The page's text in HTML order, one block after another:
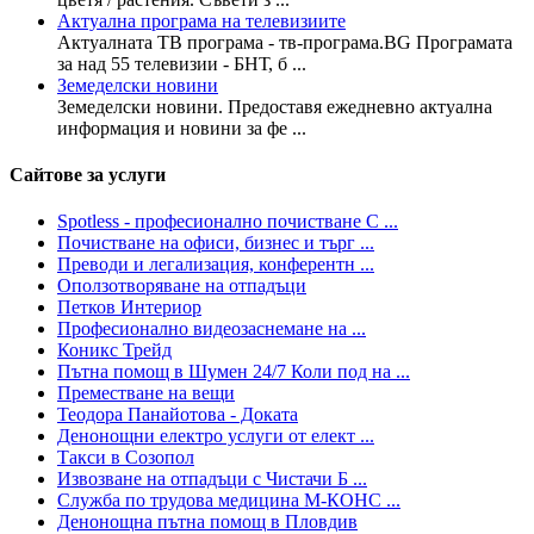
Актуална програма на телевизиите
Актуалната ТВ програма - тв-програма.BG Програмата
за над 55 телевизии - БНТ, б ...
Земеделски новини
Земеделски новини. Предоставя ежедневно актуална
информация и новини за фе ...
Сайтове за услуги
Spotless - професионално почистване С ...
Почистване на офиси, бизнес и търг ...
Преводи и легализация, конферентн ...
Оползотворяване на отпадъци
Петков Интериор
Професионално видеозаснемане на ...
Коникс Трейд
Пътна помощ в Шумен 24/7 Коли под на ...
Преместване на вещи
Теодора Панайотова - Доката
Денонощни електро услуги от елект ...
Такси в Созопол
Извозване на отпадъци с Чистачи Б ...
Служба по трудова медицина М-КОНС ...
Денонощна пътна помощ в Пловдив